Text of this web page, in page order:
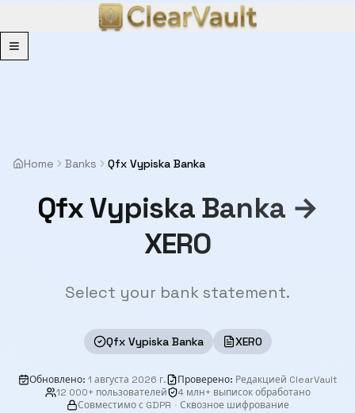
Menu
Home Banks Qfx Vypiska Banka
Qfx Vypiska Banka →
XERO
Select your bank statement.
Qfx Vypiska Banka XERO
Обновлено: 1 августа 2026 г. Проверено: Редакцией ClearVault
12 000+ пользователей
4 млн+ выписок обработано
Совместимо с GDPR · Сквозное шифрование